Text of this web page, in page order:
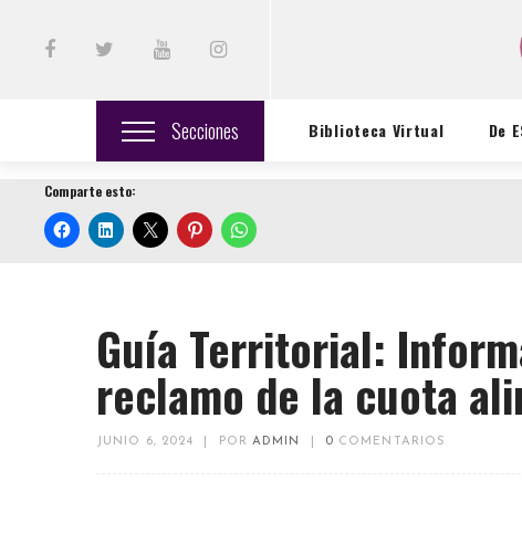
Secciones Biblioteca Virtual De
Comparte esto:
Guía Territorial:
reclamo de la cuota
JUNIO 6, 2024 PORADMIN 0 COMENTARIOS